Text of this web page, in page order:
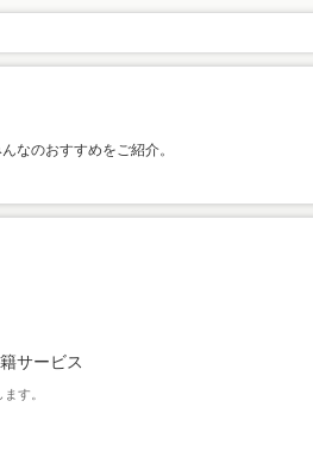
なのおすすめをご紹介。
サービス
す。